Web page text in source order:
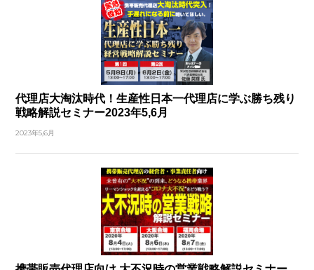
代理店大淘汰時代！生産性日本一代理店に学ぶ勝ち残り
戦略解説セミナー2023年5,6月
2023年5,6月